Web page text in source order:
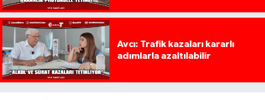
Avcı: Trafik kazaları kararlı
adımlarla azaltılabilir